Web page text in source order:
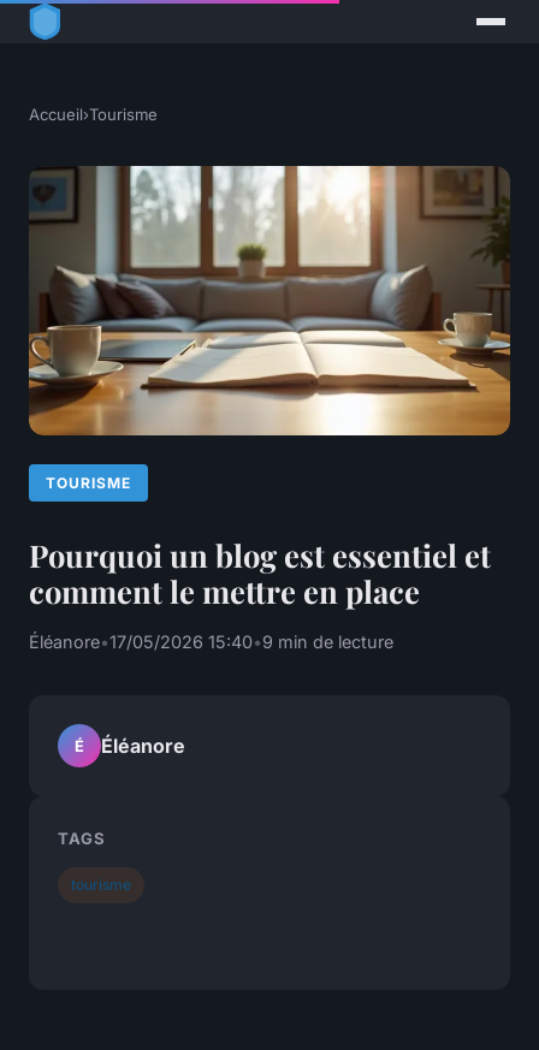
Accueil›Tourisme
TOURISME
Pourquoi un blog est essentiel et
comment le mettre en place
Éléanore•17/05/2026 15:40•9 min de lecture
É Éléanore
TAGS
tourisme